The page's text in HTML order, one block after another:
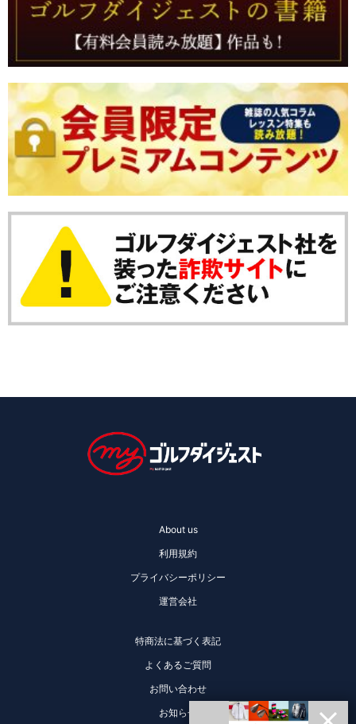
About us
利用規約
プライバシーポリシー
運営会社
特商法に基づく表記
よくあるご質問
お問い合わせ
お知らせ